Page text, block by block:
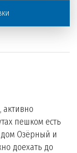
пешком есть
Озёрный и
доехать до